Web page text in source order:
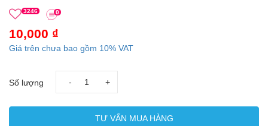
3246 0
10,000 ₫
Giá trên chưa bao gồm 10% VAT
Số lượng - +
TƯ VẤN MUA HÀNG